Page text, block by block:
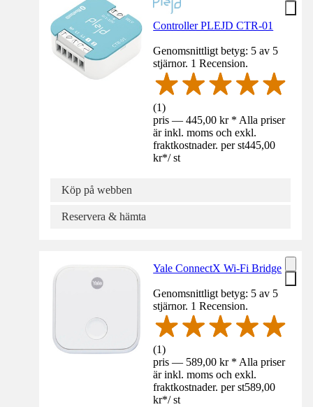
Controller PLEJD CTR-01
Genomsnittligt betyg: 5 av 5
stjärnor. 1 Recension.
(1)
pris — 445,00 kr * Alla priser
är inkl. moms och exkl.
fraktkostnader. per st445,00
kr*/ st
Köp på webben
Reservera & hämta
Yale ConnectX Wi-Fi Bridge
Genomsnittligt betyg: 5 av 5
stjärnor. 1 Recension.
(1)
pris — 589,00 kr * Alla priser
är inkl. moms och exkl.
fraktkostnader. per st589,00
kr*/ st